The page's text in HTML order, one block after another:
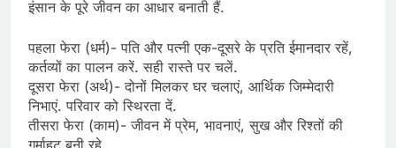
इंसान के पूरे जीवन का आधार बनाती हैं.
पहला फेरा (धर्म)- पति और पत्नी एक-दूसरे के प्रति ईमानदार रहें,
कर्तव्यों का पालन करें. सही रास्ते पर चलें.
दूसरा फेरा (अर्थ)- दोनों मिलकर घर चलाएं, आर्थिक जिम्मेदारी
निभाएं. परिवार को स्थिरता दें.
तीसरा फेरा (काम)- जीवन में प्रेम, भावनाएं, सुख और रिश्तों की